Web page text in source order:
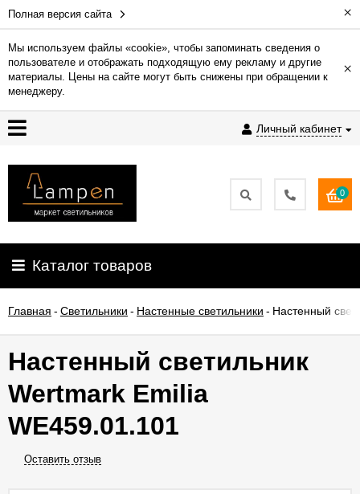
Полная версия сайта ×
Мы используем файлы «cookie», чтобы запоминать сведения о
пользователе и отображать подходящую ему рекламу и другие
материалы. Цены на сайте могут быть снижены при обращении к
менеджеру.
×
Личный кабинет
Гарантия
Доставка
и
Контакты
освещения
О
0
Каталог товаров
Главная - Светильники - Настенные светильники - Настенный
Настенный светильник
Wertmark Emilia
WE459.01.101
Оставить отзыв